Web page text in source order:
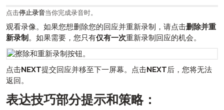
点击停止录音当你完成录音时。
观看录像。如果您想删除您的回应并重新录制，请点击删除并重
新录制 。如果需要，您只有仅有一次重新录制回应的机会。
点击NEXT提交回应并移至下一屏幕。点击NEXT后，您将无法
返回。
表达技巧部分提示和策略：